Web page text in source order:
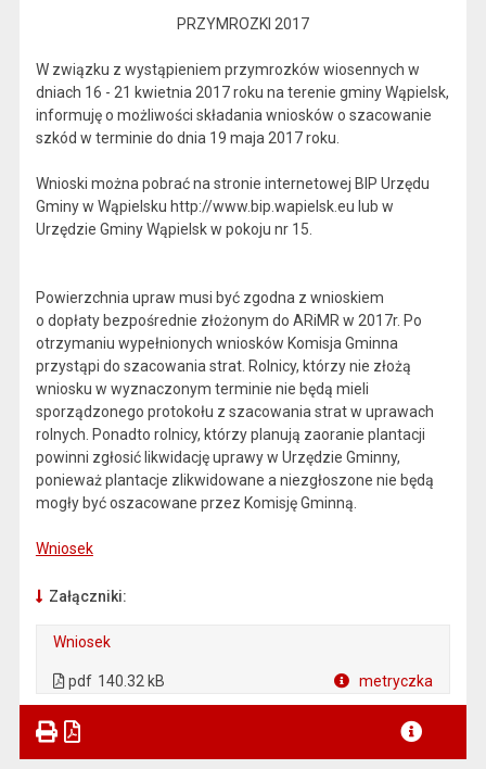
PRZYMROZKI 2017
W związku z wystąpieniem przymrozków wiosennych w
dniach 16 - 21 kwietnia 2017 roku na terenie gminy Wąpielsk,
informuję o możliwości składania wniosków o szacowanie
szkód w terminie do dnia 19 maja 2017 roku.
Wnioski można pobrać na stronie internetowej BIP Urzędu
Gminy w Wąpielsku http://www.bip.wapielsk.eu lub w
Urzędzie Gminy Wąpielsk w pokoju nr 15.
Powierzchnia upraw musi być zgodna z wnioskiem
o dopłaty bezpośrednie złożonym do ARiMR w 2017r. Po
otrzymaniu wypełnionych wniosków Komisja Gminna
przystąpi do szacowania strat. Rolnicy, którzy nie złożą
wniosku w wyznaczonym terminie nie będą mieli
sporządzonego protokołu z szacowania strat w uprawach
rolnych. Ponadto rolnicy, którzy planują zaoranie plantacji
powinni zgłosić likwidację uprawy w Urzędzie Gminny,
ponieważ plantacje zlikwidowane a niezgłoszone nie będą
mogły być oszacowane przez Komisję Gminną.
Wniosek
Załączniki:
Wniosek
pdf 140.32 kB metryczka